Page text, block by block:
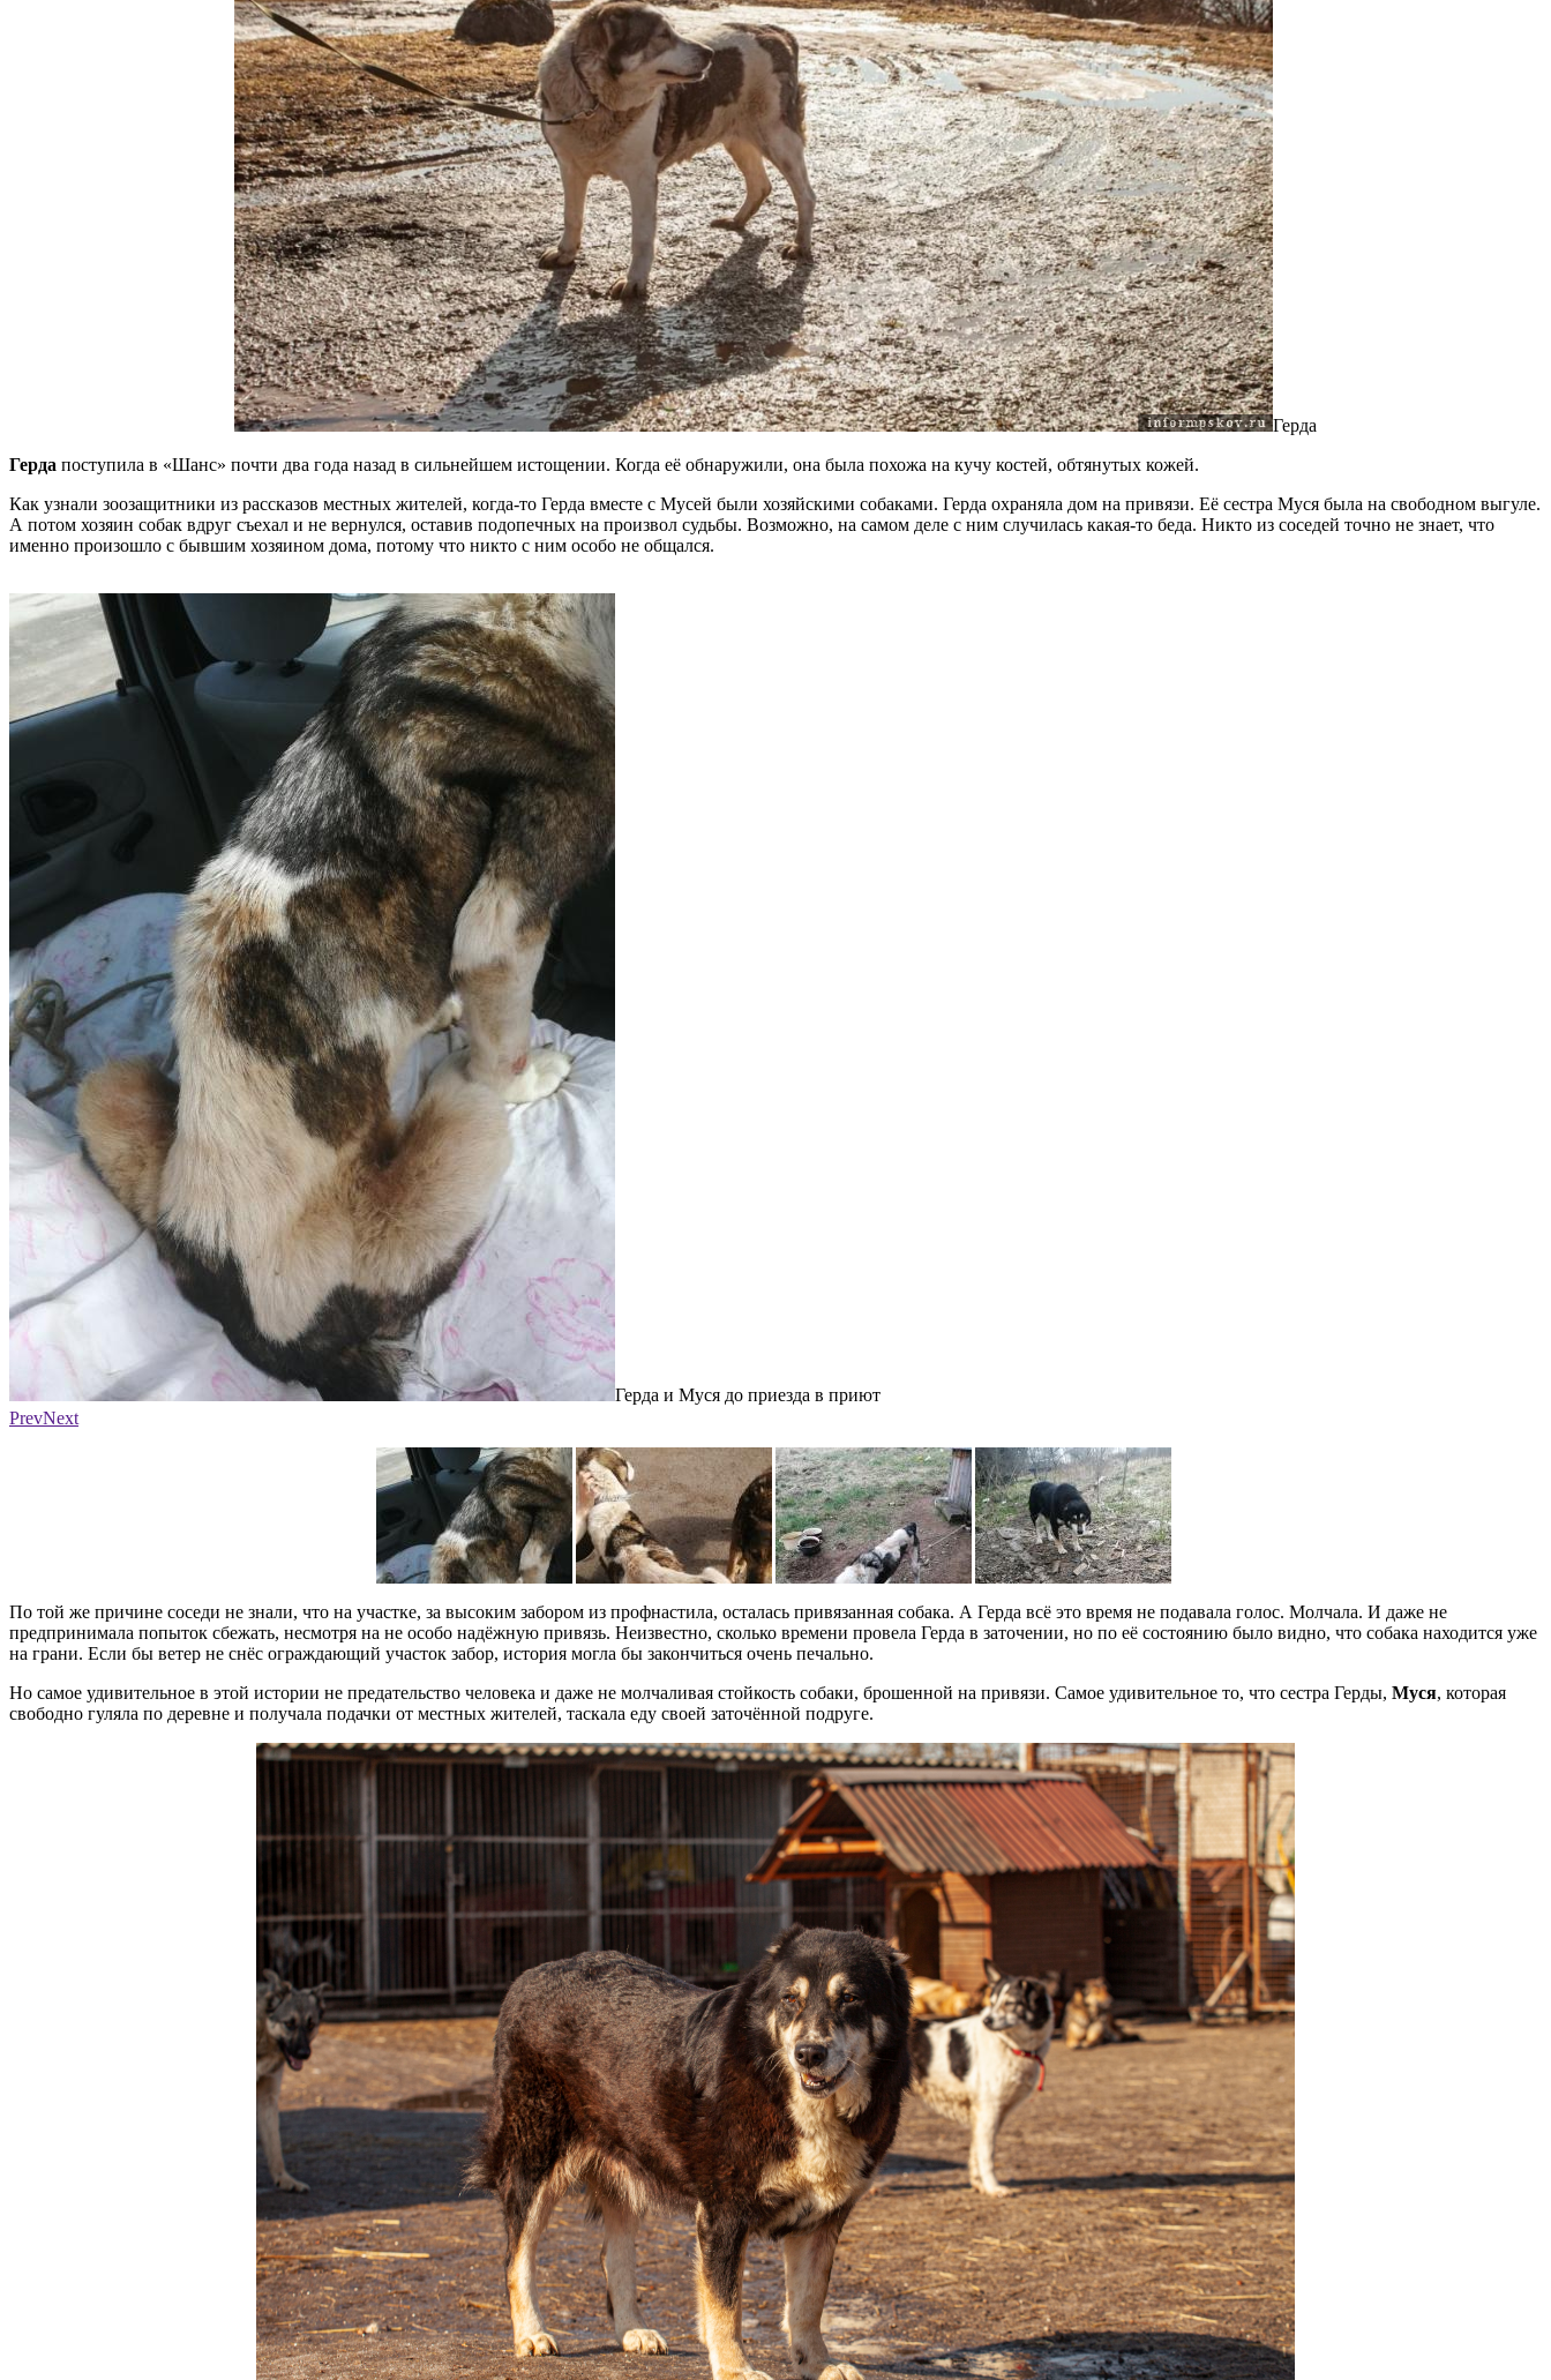
Герда
Герда поступила в «Шанс» почти два года назад в сильнейшем истощении. Когда её обнаружили, она была похожа на кучу костей, обтянутых кожей.
Как узнали зоозащитники из рассказов местных жителей, когда-то Герда вместе с Мусей были хозяйскими собаками. Герда охраняла дом на привязи. Её сестра Муся была на свободном выгуле.
А потом хозяин собак вдруг съехал и не вернулся, оставив подопечных на произвол судьбы. Возможно, на самом деле с ним случилась какая-то беда. Никто из соседей точно не знает, что
именно произошло с бывшим хозяином дома, потому что никто с ним особо не общался.
Герда и Муся до приезда в приют
Фото: ​АНЗО «Шанс»
PrevNext
По той же причине соседи не знали, что на участке, за высоким забором из профнастила, осталась привязанная собака. А Герда всё это время не подавала голос. Молчала. И даже не
предпринимала попыток сбежать, несмотря на не особо надёжную привязь. Неизвестно, сколько времени провела Герда в заточении, но по её состоянию было видно, что собака находится уже
на грани. Если бы ветер не снёс ограждающий участок забор, история могла бы закончиться очень печально.
Но самое удивительное в этой истории не предательство человека и даже не молчаливая стойкость собаки, брошенной на привязи. Самое удивительное то, что сестра Герды, Муся, которая
свободно гуляла по деревне и получала подачки от местных жителей, таскала еду своей заточённой подруге.